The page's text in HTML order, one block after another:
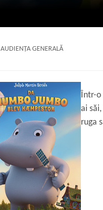
AUDIENŢA GENERALĂ
Într-o
ai
ruga